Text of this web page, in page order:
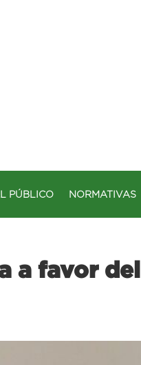
PÚBLICO NORMATIVAS
a favor del